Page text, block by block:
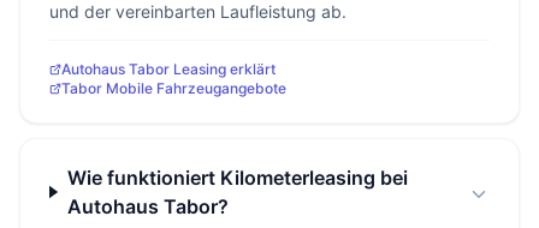
und der vereinbarten Laufleistung ab.
Autohaus Tabor Leasing erklärt
Tabor Mobile Fahrzeugangebote
Wie funktioniert Kilometerleasing bei
Autohaus Tabor?